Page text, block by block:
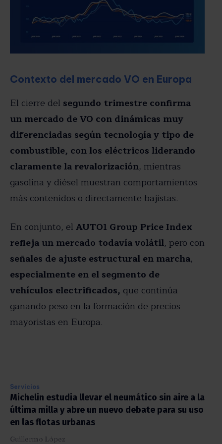
Contexto del mercado VO en Europa
El cierre del segundo trimestre confirma
un mercado de VO con dinámicas muy
diferenciadas según tecnología y tipo de
combustible, con los eléctricos liderando
claramente la revalorización, mientras
gasolina y diésel muestran comportamientos
más contenidos o directamente bajistas.
En conjunto, el AUTO1 Group Price Index
refleja un mercado todavía volátil, pero con
señales de ajuste estructural en marcha,
especialmente en el segmento de
vehículos electrificados, que continúa
ganando peso en la formación de precios
mayoristas en Europa.
Servicios
Michelin estudia llevar el neumático sin aire a la
última milla y abre un nuevo debate para su uso
en las flotas urbanas
Guillermo López